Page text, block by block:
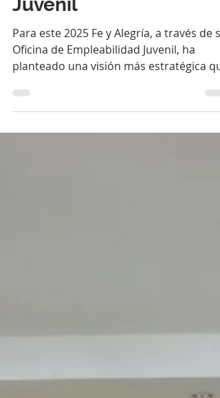
beneficio de la Oficina
de Empleabilidad
Juvenil
Para este 2025 Fe y Alegría, a través de su
busca generar...